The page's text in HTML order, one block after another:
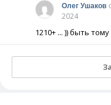
Олег Ушаков
2024
1210+ ... )) быть тому